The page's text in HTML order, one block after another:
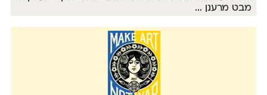
מבט מרענן
...